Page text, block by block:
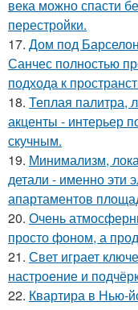
века можно спасти
перестройки.
17. Дом под
Санчес полностью
подхода к
18. Теплая палитра,
акценты - интерьер
скучным.
19. Минимализм,
детали - именно эти
апартаментов
20. Очень
просто фоном, а
21. Свет играет
настроение и
22. Квартира в Нью-